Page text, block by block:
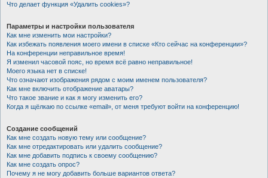
Что делает функция «Удалить cookies»?
Параметры и настройки пользователя
Как мне изменить мои настройки?
Как избежать появления моего имени в списке «Кто сейчас на конференции»?
На конференции неправильное время!
Я изменил часовой пояс, но время всё равно неправильное!
Моего языка нет в списке!
Что означают изображения рядом с моим именем пользователя?
Как мне включить отображение аватары?
Что такое звание и как я могу изменить его?
Когда я щёлкаю по ссылке «email», от меня требуют войти на конференцию!
Создание сообщений
Как мне создать новую тему или сообщение?
Как мне отредактировать или удалить сообщение?
Как мне добавить подпись к своему сообщению?
Как мне создать опрос?
Почему я не могу добавить больше вариантов ответа?